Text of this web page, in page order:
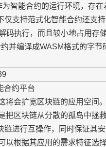
智能合约的运行环境，存
支持范式化智能合约还支
码执行，而且较小地占用存
并编译成WASM格式的字节
合约平台
将会扩宽区块链的应用空间
把区块链从分散的孤岛中拯
进行互操作，同时保证其
根据其应用的需求特征选